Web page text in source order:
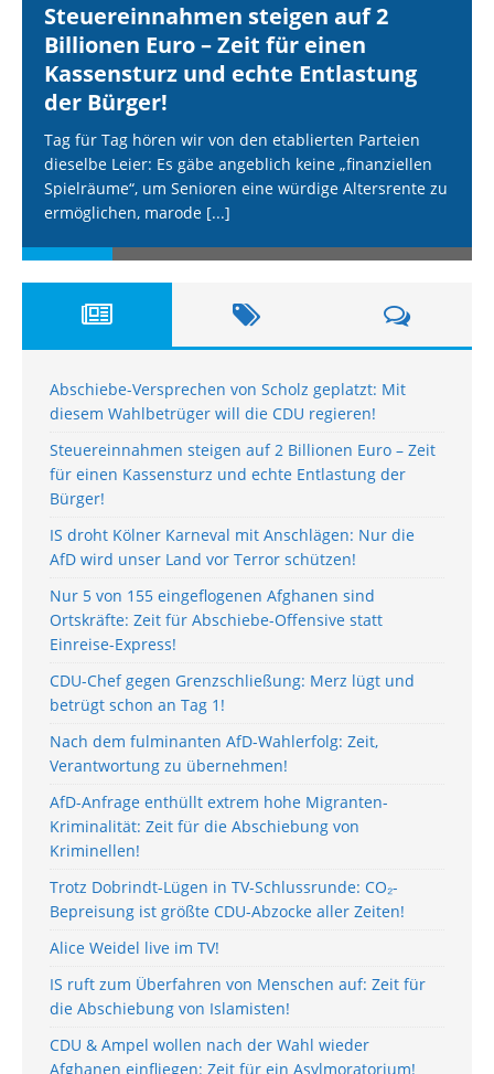
Steuereinnahmen steigen auf 2
Billionen Euro – Zeit für einen
Kassensturz und echte Entlastung
der Bürger!
Tag für Tag hören wir von den etablierten Parteien
dieselbe Leier: Es gäbe angeblich keine „finanziellen
Spielräume“, um Senioren eine würdige Altersrente zu
ermöglichen, marode [...]
Abschiebe-Versprechen von Scholz geplatzt: Mit
diesem Wahlbetrüger will die CDU regieren!
Steuereinnahmen steigen auf 2 Billionen Euro – Zeit
für einen Kassensturz und echte Entlastung der
Bürger!
IS droht Kölner Karneval mit Anschlägen: Nur die
AfD wird unser Land vor Terror schützen!
Nur 5 von 155 eingeflogenen Afghanen sind
Ortskräfte: Zeit für Abschiebe-Offensive statt
Einreise-Express!
CDU-Chef gegen Grenzschließung: Merz lügt und
betrügt schon an Tag 1!
Nach dem fulminanten AfD-Wahlerfolg: Zeit,
Verantwortung zu übernehmen!
AfD-Anfrage enthüllt extrem hohe Migranten-
Kriminalität: Zeit für die Abschiebung von
Kriminellen!
Trotz Dobrindt-Lügen in TV-Schlussrunde: CO₂-
Bepreisung ist größte CDU-Abzocke aller Zeiten!
Alice Weidel live im TV!
IS ruft zum Überfahren von Menschen auf: Zeit für
die Abschiebung von Islamisten!
CDU & Ampel wollen nach der Wahl wieder
Afghanen einfliegen: Zeit für ein Asylmoratorium!